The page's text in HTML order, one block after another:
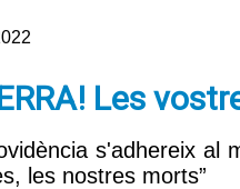
Les
s'adhereix al
les nostres morts”